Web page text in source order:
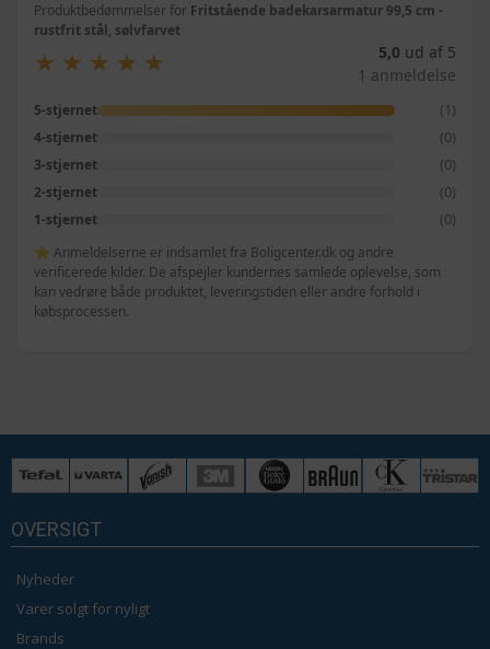
Produktbedømmelser for Fritstående badekarsarmatur 99,5 cm -
rustfrit stål, sølvfarvet
★
★ ★
★ ★
★ ★
★ ★
★ 5,0 ud af 5
1 anmeldelse
5-stjernet (1)
4-stjernet (0)
3-stjernet (0)
2-stjernet (0)
1-stjernet (0)
⭐ Anmeldelserne er indsamlet fra Boligcenter.dk og andre
verificerede kilder. De afspejler kundernes samlede oplevelse, som
kan vedrøre både produktet, leveringstiden eller andre forhold i
købsprocessen.
OVERSIGT
Nyheder
Varer solgt for nyligt
Brands